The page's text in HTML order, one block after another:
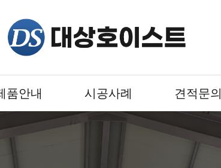
품안내 시공사례 견적문의